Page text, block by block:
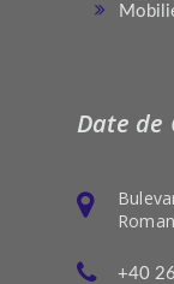
Date de
+40